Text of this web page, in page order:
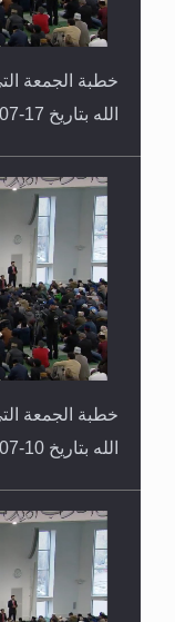
خطبة الجمعة
الله بتاريخ 17-07-2026
خطبة الجمعة
الله بتاريخ 10-07-2026